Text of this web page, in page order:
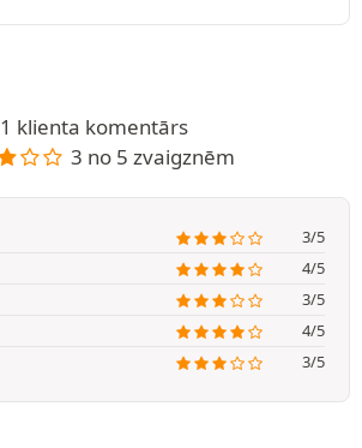
1 klienta komentārs
3 no 5 zvaigznēm
3/5
4/5
3/5
4/5
3/5